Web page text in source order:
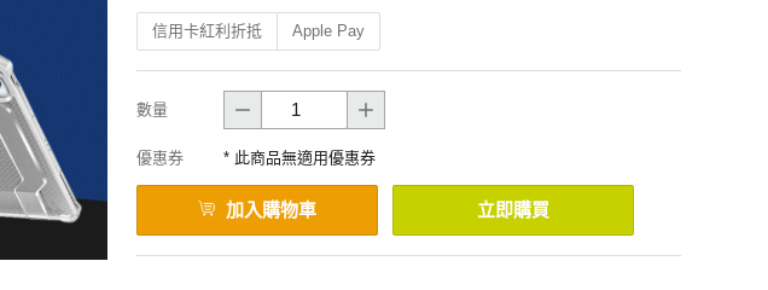
信用卡紅利折抵 Apple Pay
數量
優惠券 * 此商品無適用優惠券
加入購物車 立即購買